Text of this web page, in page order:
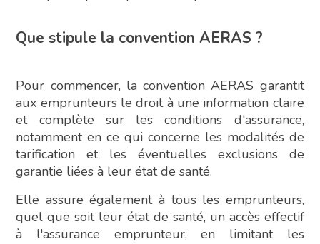
Que stipule la convention AERAS ?
Pour commencer, la convention AERAS garantit
aux emprunteurs le droit à une information claire
et complète sur les conditions d'assurance,
notamment en ce qui concerne les modalités de
tarification et les éventuelles exclusions de
garantie liées à leur état de santé.
Elle assure également à tous les emprunteurs,
quel que soit leur état de santé, un accès effectif
à l'assurance emprunteur, en limitant les